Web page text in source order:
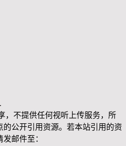
.
，不提供任何视听上传服务，所
公开引用资源。若本站引用的资
邮件至：